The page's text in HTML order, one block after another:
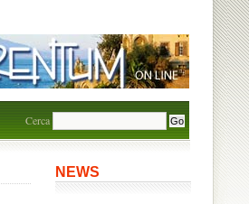
Cerca
NEWS